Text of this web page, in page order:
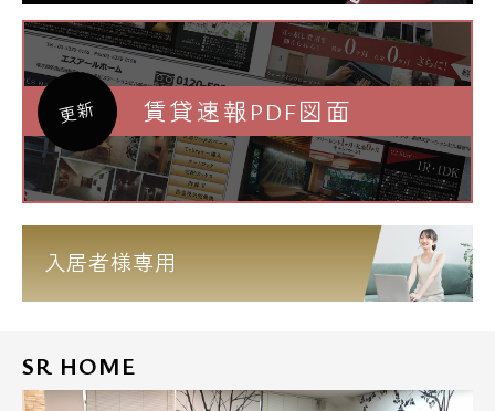
更新 賃貸速報PDF図面
入居者様専用
SR HOME